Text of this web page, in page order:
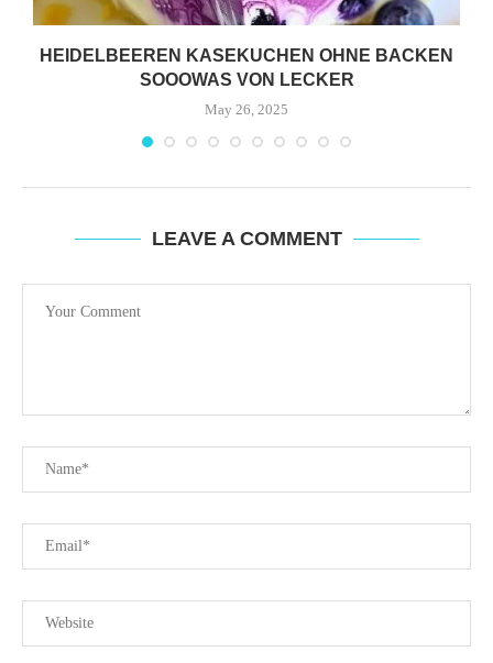
HEIDELBEEREN KASEKUCHEN OHNE BACKEN
SOOOWAS VON LECKER
May 26, 2025
LEAVE A COMMENT